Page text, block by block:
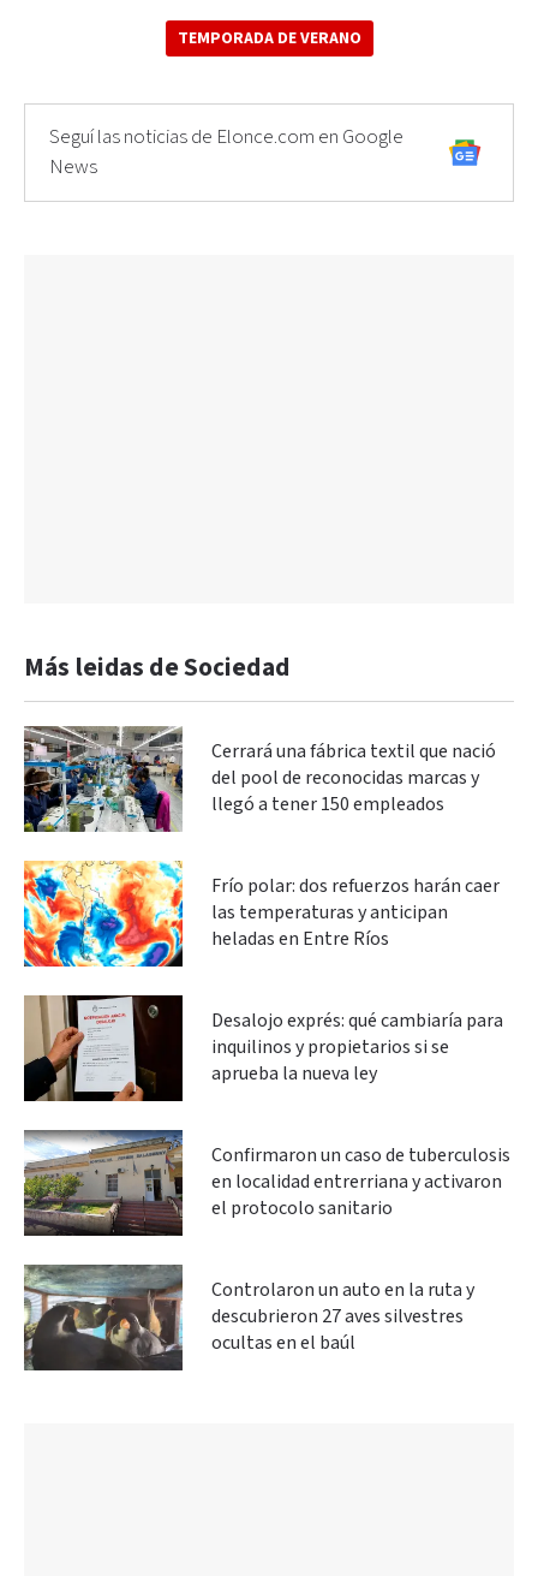
TEMPORADA DE VERANO
Seguí las noticias de Elonce.com en Google
News
Más leidas de Sociedad
Cerrará una fábrica textil que nació
del pool de reconocidas marcas y
llegó a tener 150 empleados
Frío polar: dos refuerzos harán caer
las temperaturas y anticipan
heladas en Entre Ríos
Desalojo exprés: qué cambiaría para
inquilinos y propietarios si se
aprueba la nueva ley
Confirmaron un caso de tuberculosis
en localidad entrerriana y activaron
el protocolo sanitario
Controlaron un auto en la ruta y
descubrieron 27 aves silvestres
ocultas en el baúl